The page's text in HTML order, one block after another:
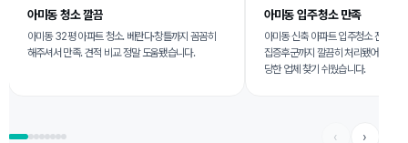
아미동 입주청소 만족
아미동 신축 아파트 입주청소 진행. 공사 먼지부터 새
집증후군까지 깔끔히 처리됐어요. 비교 사이트로 적
서대신동 비용 합리적
서대신동 청소 비용 합리적이었어요.
이드 보고 적정가 파악할 수 있어 좋았
‹ ›